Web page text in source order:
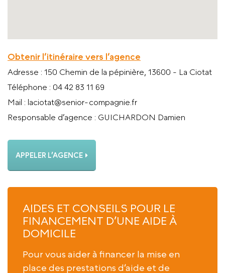
Obtenir l’itinéraire vers l’agence
Adresse : 150 Chemin de la pépinière, 13600 - La Ciotat
Téléphone : 04 42 83 11 69
Mail : laciotat@senior-compagnie.fr
Responsable d’agence : GUICHARDON Damien
APPELER L’AGENCE
AIDES ET CONSEILS POUR LE
FINANCEMENT D’UNE AIDE À
DOMICILE
Pour vous aider à financer la mise en
place des prestations d’aide et de